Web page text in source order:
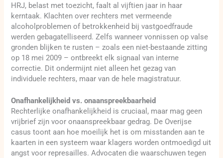
HRJ, belast met toezicht, faalt al vijftien jaar in haar
kerntaak. Klachten over rechters met vermeende
alcoholproblemen of betrokkenheid bij vastgoedfraude
werden gebagatelliseerd. Zelfs wanneer vonnissen op valse
gronden blijken te rusten – zoals een niet-bestaande zitting
op 18 mei 2009 – ontbreekt elk signaal van interne
correctie. Dit ondermijnt niet alleen het gezag van
individuele rechters, maar van de hele magistratuur.
Onafhankelijkheid vs. onaanspreekbaarheid
Rechterlijke onafhankelijkheid is cruciaal, maar mag geen
vrijbrief zijn voor onaanspreekbaar gedrag. De Overijse
casus toont aan hoe moeilijk het is om misstanden aan te
kaarten in een systeem waar klagers worden ontmoedigd uit
angst voor represailles. Advocaten die waarschuwen tegen